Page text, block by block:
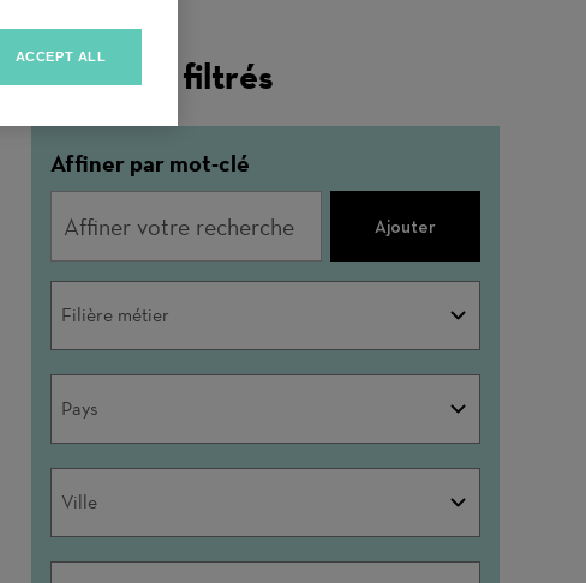
Résultats filtrés
Affiner par mot-clé
Ajouter
Filière métier
Pays
Ville
ACCEPT ALL